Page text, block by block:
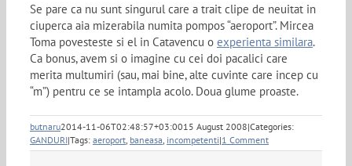
Se pare ca nu sunt singurul care a trait clipe de neuitat in
ciuperca aia mizerabila numita pompos “aeroport”. Mircea
Toma povesteste si el in Catavencu o experienta similara.
Ca bonus, avem si o imagine cu cei doi pacalici care
merita multumiri (sau, mai bine, alte cuvinte care incep cu
“m”) pentru ce se intampla acolo. Doua glume proaste.
butnaru2014-11-06T02:48:57+03:0015 August 2008|Categories:
GANDURI|Tags: aeroport baneasa incompetenti|1 Comment